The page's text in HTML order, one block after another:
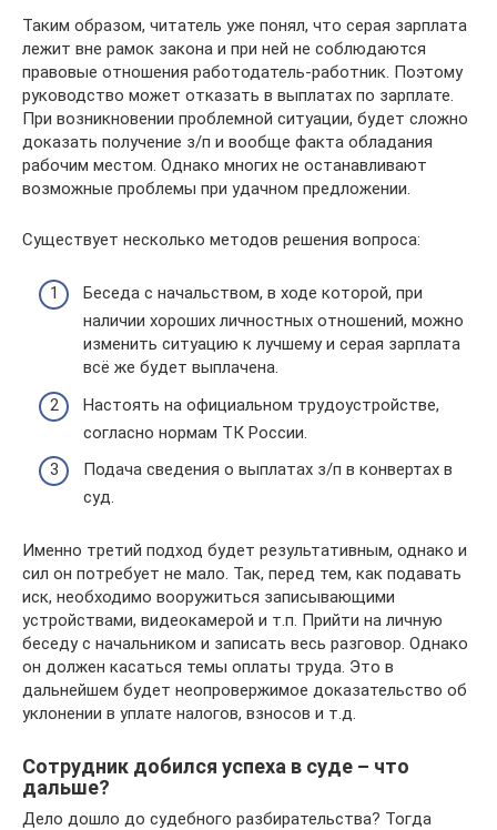
Таким образом, читатель уже понял, что серая зарплата
лежит вне рамок закона и при ней не соблюдаются
правовые отношения работодатель-работник. Поэтому
руководство может отказать в выплатах по зарплате.
При возникновении проблемной ситуации, будет сложно
доказать получение з/п и вообще факта обладания
рабочим местом. Однако многих не останавливают
возможные проблемы при удачном предложении.
Существует несколько методов решения вопроса:
Беседа с начальством, в ходе которой, при
наличии хороших личностных отношений, можно
изменить ситуацию к лучшему и серая зарплата
всё же будет выплачена.
Настоять на официальном трудоустройстве,
согласно нормам ТК России.
Подача сведения о выплатах з/п в конвертах в
суд.
Именно третий подход будет результативным, однако и
сил он потребует не мало. Так, перед тем, как подавать
иск, необходимо вооружиться записывающими
устройствами, видеокамерой и т.п. Прийти на личную
беседу с начальником и записать весь разговор. Однако
он должен касаться темы оплаты труда. Это в
дальнейшем будет неопровержимое доказательство об
уклонении в уплате налогов, взносов и т.д.
Сотрудник добился успеха в суде – что
дальше?
Дело дошло до судебного разбирательства? Тогда